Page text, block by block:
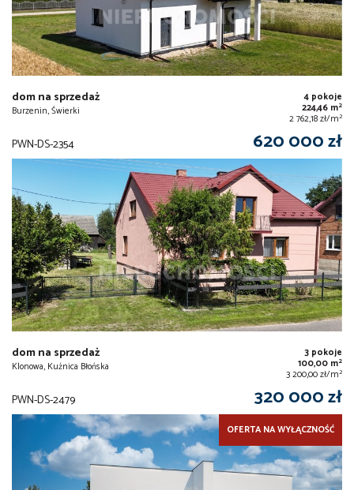
dom na sprzedaż
Burzenin, Świerki
4 pokoje
224,46 m2
2 762,18 zł/m2
PWN-DS-2354 620 000 zł
dom na sprzedaż
Klonowa, Kuźnica Błońska
3 pokoje
100,00 m2
3 200,00 zł/m2
PWN-DS-2479 320 000 zł
OFERTA NA WYŁĄCZNOŚĆ